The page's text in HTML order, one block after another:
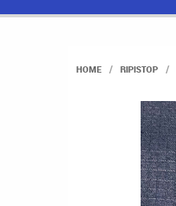
HOME RIPISTOP